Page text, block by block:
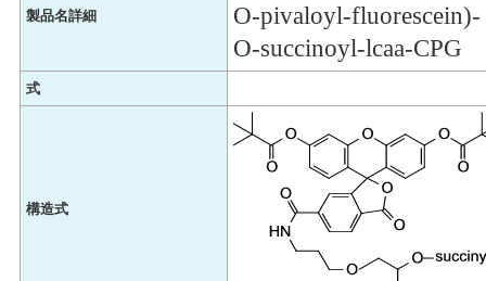
製品名詳細
O-pivaloyl-
O-succinoyl-lcaa-CPG
式
構造式